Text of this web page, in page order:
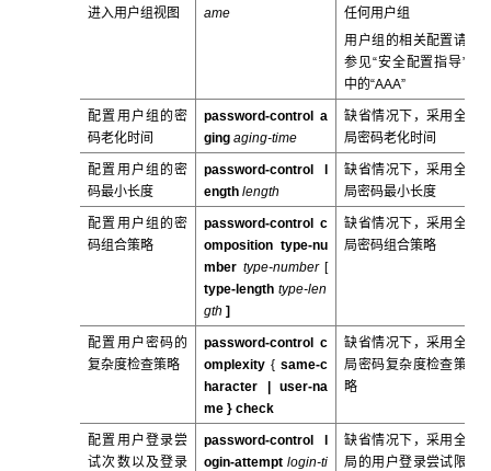
进入用户组视图
ame
任何用户组
用户组的相关配置请
参见“安全配置指导”
中的“AAA”
配置用户组的密
码老化时间
password-control a
gingaging-time
缺省情况下，采用全
局密码老化时间
配置用户组的密
码最小长度
password-control l
engthlength
缺省情况下，采用全
局密码最小长度
配置用户组的密
码组合策略
password-control c
omposition type-nu
mber type-number [
type-lengthtype-len
gth ]
缺省情况下，采用全
局密码组合策略
配置用户密码的
复杂度检查策略
password-control c
omplexity{ same-c
haracter | user-na
me}check
缺省情况下，采用全
局密码复杂度检查策
略
配置用户登录尝
试次数以及登录
password-control l
ogin-attempt login-ti
缺省情况下，采用全
局的用户登录尝试限